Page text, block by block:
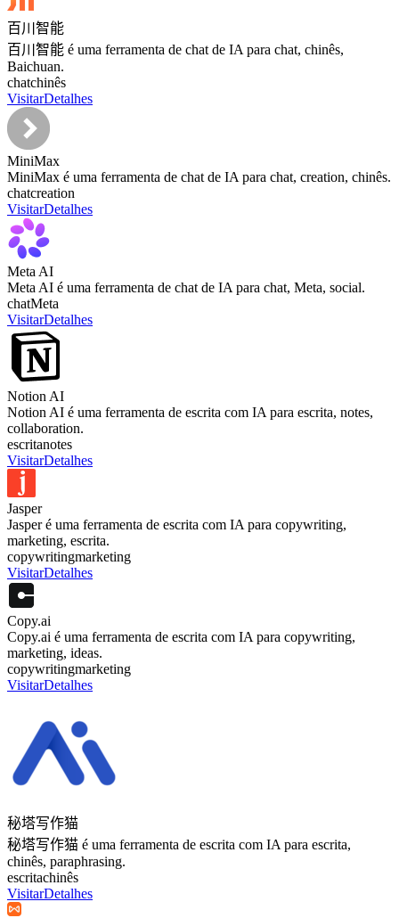
百川智能
百川智能 é uma ferramenta de chat de IA para chat, chinês,
Baichuan.
chatchinês
VisitarDetalhes
MiniMax
MiniMax é uma ferramenta de chat de IA para chat, creation, chinês.
chatcreation
VisitarDetalhes
Meta AI
Meta AI é uma ferramenta de chat de IA para chat, Meta, social.
chatMeta
VisitarDetalhes
Notion AI
Notion AI é uma ferramenta de escrita com IA para escrita, notes,
collaboration.
escritanotes
VisitarDetalhes
Jasper
Jasper é uma ferramenta de escrita com IA para copywriting,
marketing, escrita.
copywritingmarketing
VisitarDetalhes
Copy.ai
Copy.ai é uma ferramenta de escrita com IA para copywriting,
marketing, ideas.
copywritingmarketing
VisitarDetalhes
秘塔写作猫
秘塔写作猫 é uma ferramenta de escrita com IA para escrita,
chinês, paraphrasing.
escritachinês
VisitarDetalhes